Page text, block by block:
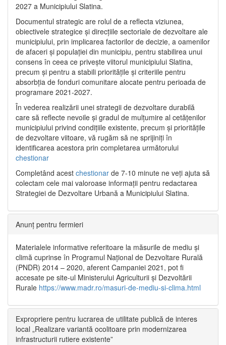
2027 a Municipiului Slatina.
Documentul strategic are rolul de a reflecta viziunea,
obiectivele strategice și direcțiile sectoriale de dezvoltare ale
municipiului, prin implicarea factorilor de decizie, a oamenilor
de afaceri și populației din municipiu, pentru stabilirea unui
consens în ceea ce privește viitorul municipiului Slatina,
precum și pentru a stabili prioritățile și criteriile pentru
absorbția de fonduri comunitare alocate pentru perioada de
programare 2021-2027.
În vederea realizării unei strategii de dezvoltare durabilă
care să reflecte nevoile și gradul de mulțumire al cetățenilor
municipiului privind condițiile existente, precum și prioritățile
de dezvoltare viitoare, vă rugăm să ne sprijiniți în
identificarea acestora prin completarea următorului
chestionar
Completând acest chestionar de 7-10 minute ne veți ajuta să
colectam cele mai valoroase informații pentru redactarea
Strategiei de Dezvoltare Urbană a Municipiului Slatina.
Anunț pentru fermieri
Materialele informative referitoare la măsurile de mediu și
climă cuprinse în Programul Național de Dezvoltare Rurală
(PNDR) 2014 – 2020, aferent Campaniei 2021, pot fi
accesate pe site-ul Ministerului Agriculturii și Dezvoltării
Rurale https://www.madr.ro/masuri-de-mediu-si-clima.html
Expropriere pentru lucrarea de utilitate publică de interes
local „Realizare variantă ocolitoare prin modernizarea
infrastructurii rutiere existente”